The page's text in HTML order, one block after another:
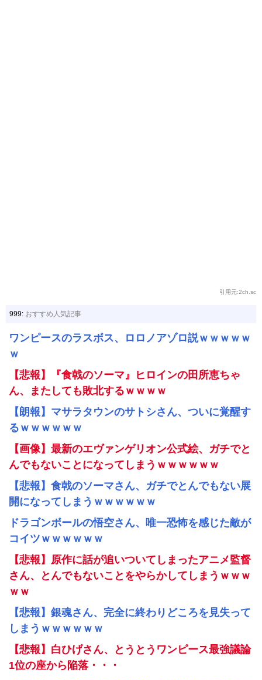
引用元:2ch.sc
999: おすすめ人気記事
ワンピースのラスボス、ロロノアゾロ説ｗｗｗｗｗ
ｗ
【悲報】『食戟のソーマ』ヒロインの田所恵ちゃ
ん、またしても敗北するｗｗｗｗ
【朗報】マサラタウンのサトシさん、ついに覚醒す
るｗｗｗｗｗｗ
【画像】最新のエヴァンゲリオン公式絵、ガチでと
んでもないことになってしまうｗｗｗｗｗｗ
【悲報】食戟のソーマさん、ガチでとんでもない展
開になってしまうｗｗｗｗｗｗ
ドラゴンボールの悟空さん、唯一恐怖を感じた敵が
コイツｗｗｗｗｗｗ
【悲報】原作に話が追いついてしまったアニメ監督
さん、とんでもないことをやらかしてしまうｗｗｗ
ｗｗ
【悲報】銀魂さん、完全に終わりどころを見失って
しまうｗｗｗｗｗｗ
【悲報】白ひげさん、とうとうワンピース最強議論
1位の座から陥落・・・